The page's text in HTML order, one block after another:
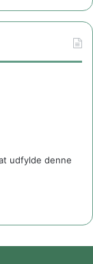
udfylde denne